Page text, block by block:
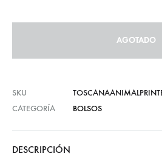
AGOTADO
SKU
CATEGORÍA
BOLSOS
DESCRIPCIÓN